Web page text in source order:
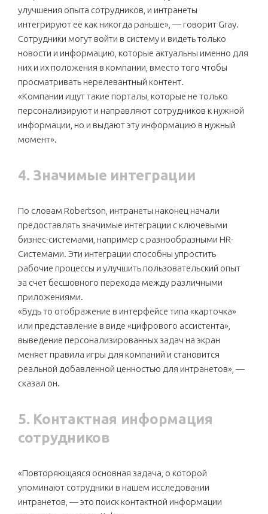
улучшения опыта сотрудников, и интранеты
интегрируют её как никогда раньше», — говорит Gray.
Сотрудники могут войти в систему и видеть только
новости и информацию, которые актуальны именно для
них и их положения в компании, вместо того чтобы
просматривать нерелевантный контент.
«Компании ищут такие порталы, которые не только
персонализируют и направляют сотрудников к нужной
информации, но и выдают эту информацию в нужный
момент».
4. Значимые интеграции
По словам Robertson, интранеты наконец начали
предоставлять значимые интеграции с ключевыми
бизнес-системами, например с разнообразными HR-
Системами. Эти интеграции способны упростить
рабочие процессы и улучшить пользовательский опыт
за счет бесшовного перехода между различными
приложениями.
«Будь то отображение в интерфейсе типа «карточка»
или представление в виде «цифрового ассистента»,
выведение персонализированных задач на экран
меняет правила игры для компаний и становится
реальной добавленной ценностью для интранетов», —
сказал он.
5. Контактная информация
сотрудников
«Повторяющаяся основная задача, о которой
упоминают сотрудники в нашем исследовании
интранетов, — это поиск контактной информации